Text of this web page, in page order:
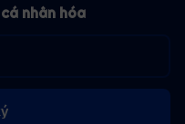
nhân hóa